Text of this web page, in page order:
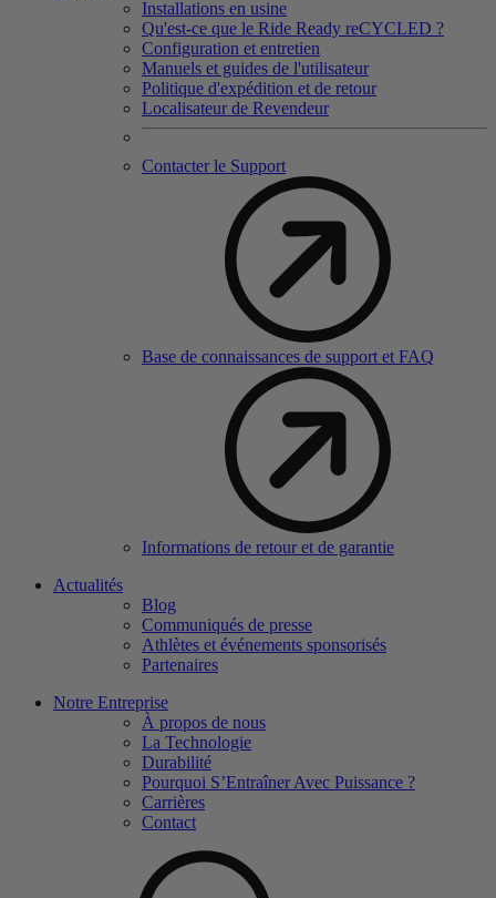
Installations en usine
Qu'est-ce que le Ride Ready reCYCLED ?
Configuration et entretien
Manuels et guides de l'utilisateur
Politique d'expédition et de retour
Localisateur de Revendeur
Contacter le Support
Base de connaissances de support et FAQ
Informations de retour et de garantie
Actualités
Blog
Communiqués de presse
Athlètes et événements sponsorisés
Partenaires
Notre Entreprise
À propos de nous
La Technologie
Durabilité
Pourquoi S’Entraîner Avec Puissance ?
Carrières
Contact